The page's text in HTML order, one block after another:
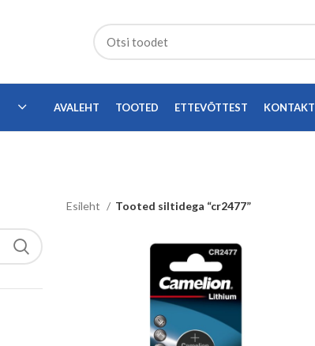
AVALEHT TOOTED ETTEVÕTTEST KONTAKT
Esileht Tooted siltidega “cr2477”